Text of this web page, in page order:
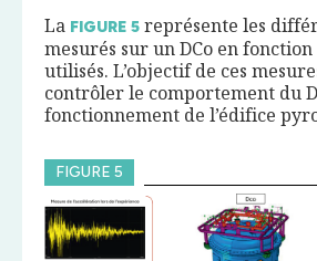
La FIGURE 5 représente les
mesurés sur un DCo en
utilisés. L’objectif de ces
contrôler le comportement du
fonctionnement de l’édifice
FIGURE 5